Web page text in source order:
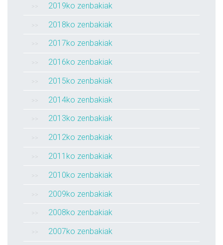
2019ko zenbakiak
2018ko zenbakiak
2017ko zenbakiak
2016ko zenbakiak
2015ko zenbakiak
2014ko zenbakiak
2013ko zenbakiak
2012ko zenbakiak
2011ko zenbakiak
2010ko zenbakiak
2009ko zenbakiak
2008ko zenbakiak
2007ko zenbakiak